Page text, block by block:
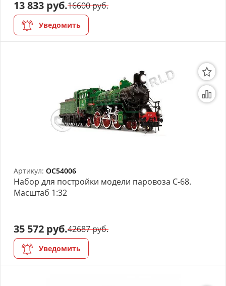
13 833 руб.16600 руб.
Уведомить
Артикул: OC54006
Набор для постройки модели паровоза С-68.
Масштаб 1:32
35 572 руб.42687 руб.
Уведомить